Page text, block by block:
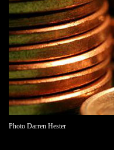
Photo Darren Hester